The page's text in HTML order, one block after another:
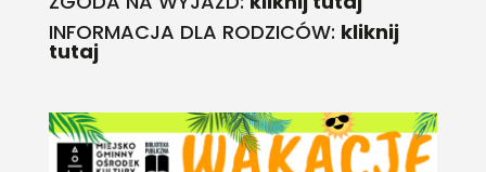
INFORMACJA DLA RODZICÓW: kliknij
tutaj